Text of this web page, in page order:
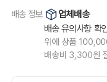
배송 정보
업체배송
배송 유의사항 확
위에 상품
배송비 3,300원